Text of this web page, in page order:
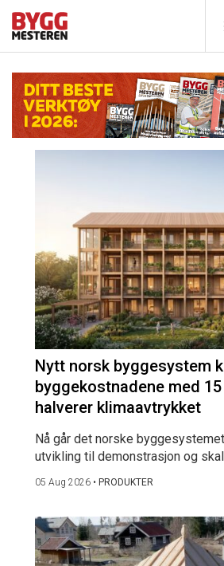
Nytt norsk byggesystem
byggekostnadene med
halverer klimaavtrykket
Nå går det norske
utvikling til demonstrasjon og
05 Aug 2026 • PRODUKTER